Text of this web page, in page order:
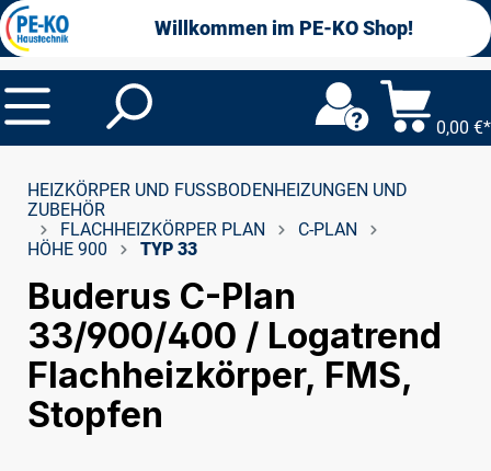
springen Willkommen im PE-KO Shop!
0,00 €*
HEIZKÖRPER UND FUSSBODENHEIZUNGEN UND Z
UBEHÖR
FLACHHEIZKÖRPER PLAN
C-PLAN
HÖHE 900
TYP 33
Buderus C-Plan
33/900/400 / Logatrend
Flachheizkörper, FMS,
Stopfen